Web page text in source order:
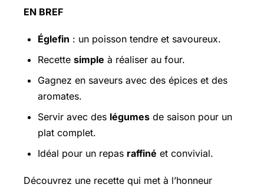
EN BREF
Églefin : un poisson tendre et savoureux.
Recette simple à réaliser au four.
Gagnez en saveurs avec des épices et des
aromates.
Servir avec des légumes de saison pour un
plat complet.
Idéal pour un repas raffiné et convivial.
Découvrez une recette qui met à l’honneur